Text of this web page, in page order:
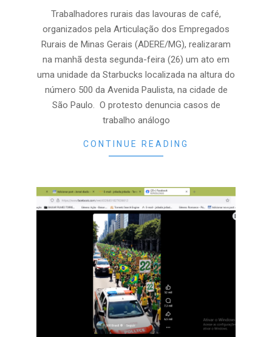
Trabalhadores rurais das lavouras de café,
organizados pela Articulação dos Empregados
Rurais de Minas Gerais (ADERE/MG), realizaram
na manhã desta segunda-feira (26) um ato em
uma unidade da Starbucks localizada na altura do
número 500 da Avenida Paulista, na cidade de
São Paulo. O protesto denuncia casos de
trabalho análogo
CONTINUE READING